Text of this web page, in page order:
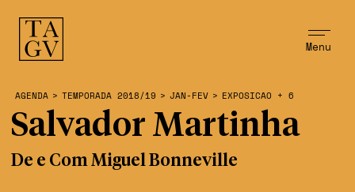
Menu
AGENDA > TEMPORADA 2018/19 > JAN-FEV > EXPOSICAO + 6
Salvador Martinha
De e Com Miguel Bonneville